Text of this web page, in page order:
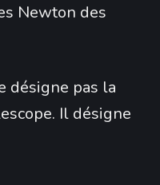
Newton des
désigne pas la
Il désigne